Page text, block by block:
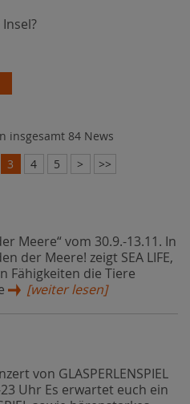
insgesamt 84 News
3 4 5 > >>
Meere“ vom 30.9.-13.11. In
der Meere! zeigt SEA LIFE,
Fähigkeiten die Tiere
[weiter lesen]
von GLASPERLENSPIEL
Uhr Es erwartet euch ein